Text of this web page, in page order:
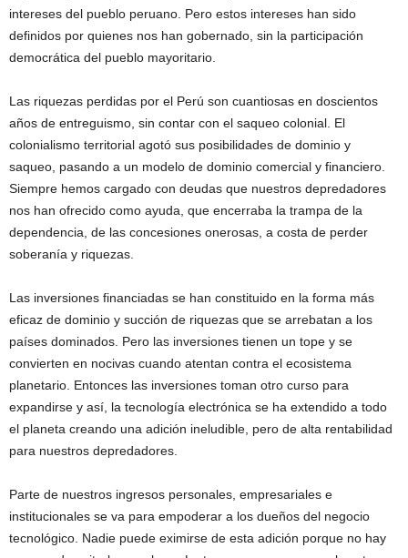
intereses del pueblo peruano. Pero estos intereses han sido
definidos por quienes nos han gobernado, sin la participación
democrática del pueblo mayoritario.
Las riquezas perdidas por el Perú son cuantiosas en doscientos
años de entreguismo, sin contar con el saqueo colonial. El
colonialismo territorial agotó sus posibilidades de dominio y
saqueo, pasando a un modelo de dominio comercial y financiero.
Siempre hemos cargado con deudas que nuestros depredadores
nos han ofrecido como ayuda, que encerraba la trampa de la
dependencia, de las concesiones onerosas, a costa de perder
soberanía y riquezas.
Las inversiones financiadas se han constituido en la forma más
eficaz de dominio y succión de riquezas que se arrebatan a los
países dominados. Pero las inversiones tienen un tope y se
convierten en nocivas cuando atentan contra el ecosistema
planetario. Entonces las inversiones toman otro curso para
expandirse y así, la tecnología electrónica se ha extendido a todo
el planeta creando una adición ineludible, pero de alta rentabilidad
para nuestros depredadores.
Parte de nuestros ingresos personales, empresariales e
institucionales se va para empoderar a los dueños del negocio
tecnológico. Nadie puede eximirse de esta adición porque no hay